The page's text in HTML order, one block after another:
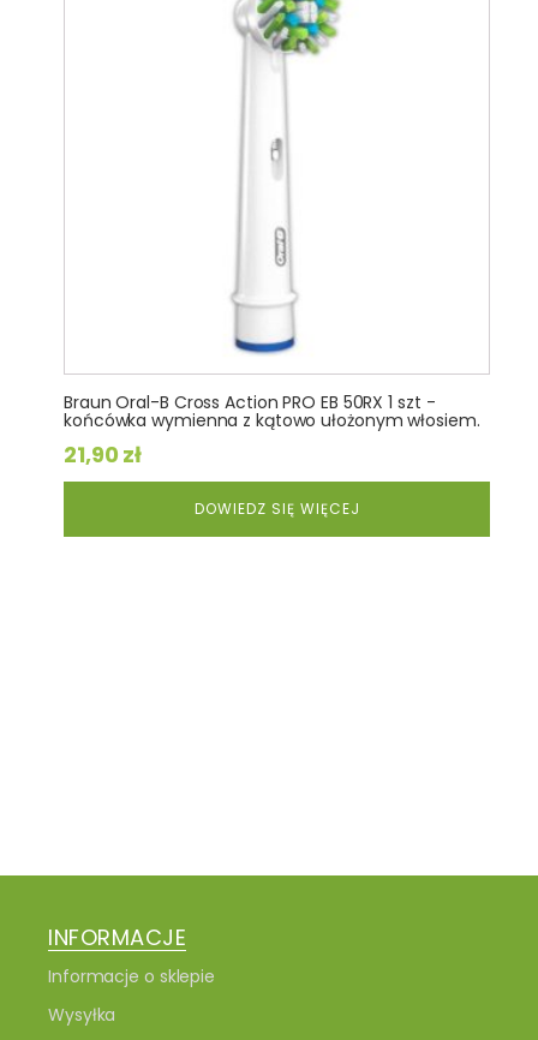
Braun Oral-B Cross Action PRO EB 50RX 1 szt -
końcówka wymienna z kątowo ułożonym włosiem.
21,90 zł
DOWIEDZ SIĘ WIĘCEJ
INFORMACJE
Informacje o sklepie
Wysyłka